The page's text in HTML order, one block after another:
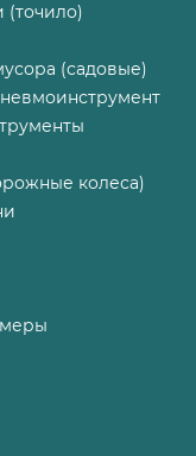
(точило)
(садовые)
колеса)